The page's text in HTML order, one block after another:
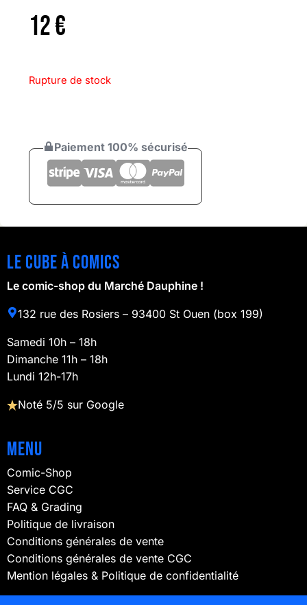
12€
Rupture de stock
Paiement 100% sécurisé
Le cube à comics
Le comic-shop du Marché Dauphine !
132 rue des Rosiers – 93400 St Ouen (box 199)
Samedi 10h – 18h
Dimanche 11h – 18h
Lundi 12h-17h
Noté 5/5 sur Google
Menu
Comic-Shop
Service CGC
FAQ & Grading
Politique de livraison
Conditions générales de vente
Conditions générales de vente CGC
Mention légales & Politique de confidentialité